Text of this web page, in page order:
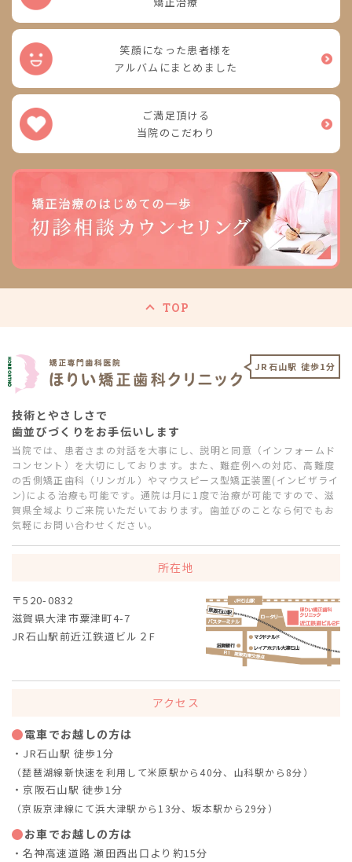
笑顔になった患者様を
アルバムにまとめました
ご満足頂ける
当院のこだわり
TOP
JR石山駅 徒歩1分
技術とやさしさで
歯並びづくりをお手伝いします
当院では、患者さまの対話を大事にし、説明と同意（インフォームド
コンセント）を大切にしております。また、難症例への対応、高難度
の舌側矯正歯科（リンガル）やマウスピース型矯正装置(インビザライ
ン)による治療も可能です。通院は月に1度で治療が可能ですので、滋
賀県全域よりご来院いただいております。歯並びのことなら何でもお
気軽にお問い合わせください。
所在地
〒520-0832
滋賀県大津市粟津町4-7
JR石山駅前近江鉄道ビル２F
アクセス
電車でお越しの方は
・JR石山駅 徒歩1分
（琵琶湖線新快速を利用して米原駅から40分、山科駅から8分）
・京阪石山駅 徒歩1分
（京阪京津線にて浜大津駅から13分、坂本駅から29分）
お車でお越しの方は
・名神高速道路 瀬田西出口より約15分